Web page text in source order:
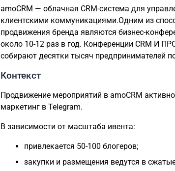
amoCRM — облачная CRM-система для
клиентскими коммуникациями.Одним из
продвижения бренда являются бизнес-
около 10-12 раз в год. Конференции CRM И
собирают десятки тысяч предпринимателей
Контекст
Продвижение мероприятий в amoCRM
маркетинг в Telegram.
В зависимости от масштаба ивента:
привлекается 50-100 блогеров;
закупки и размещения ведутся в